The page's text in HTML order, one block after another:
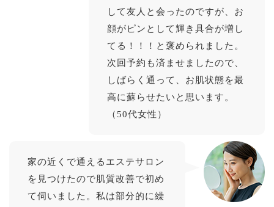
して友人と会ったのですが、お
顔がピンとして輝き具合が増し
てる！！！と褒められました。
次回予約も済ませましたので、
しばらく通って、お肌状態を最
高に蘇らせたいと思います。
（50代女性）
家の近くで通えるエステサロン
を見つけたので肌質改善で初め
て伺いました。私は部分的に繰